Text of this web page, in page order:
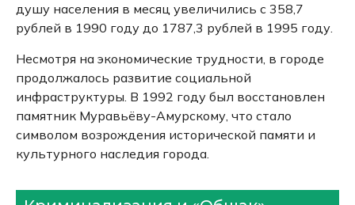
душу населения в месяц увеличились с 358,7
рублей в 1990 году до 1787,3 рублей в 1995 году.
Несмотря на экономические трудности, в городе
продолжалось развитие социальной
инфраструктуры. В 1992 году был восстановлен
памятник Муравьёву-Амурскому, что стало
символом возрождения исторической памяти и
культурного наследия города.